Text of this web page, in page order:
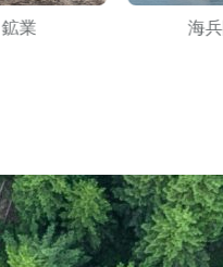
鉱業 海